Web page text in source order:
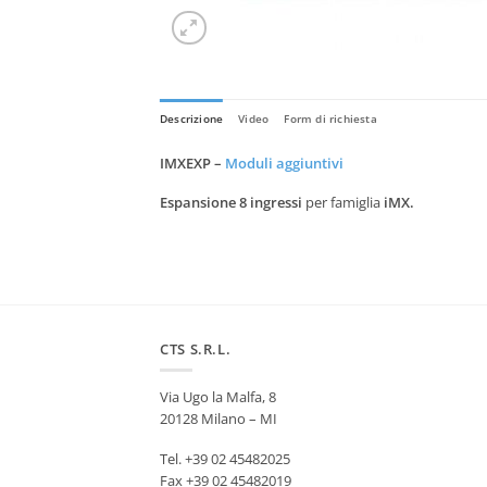
Descrizione Video Form di richiesta
IMXEXP – Moduli aggiuntivi
Espansione 8 ingressi per famiglia iMX.
CTS S.R.L.
Via Ugo la Malfa, 8
20128 Milano – MI
Tel. +39 02 45482025
Fax +39 02 45482019